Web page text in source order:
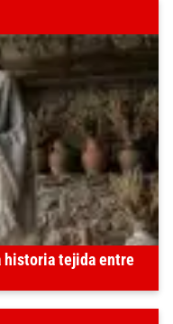
historia tejida entre